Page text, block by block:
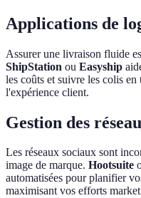
Applications de
Assurer une livraison fluide
ShipStation ou Easyship
les coûts et suivre les colis
l'expérience client.
Gestion des
Les réseaux sociaux sont
image de marque. Hootsuite
automatisées pour planifier
maximisant vos efforts